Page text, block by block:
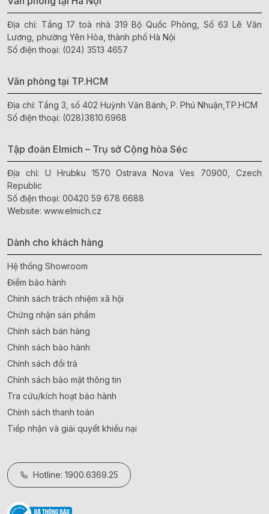
Địa chỉ: Tầng 17 toà nhà 319 Bộ Quốc Phòng, Số 63 Lê Văn
Lương, phường Yên Hòa, thành phố Hà Nội
Số điện thoại: (024) 3513 4657
Văn phòng tại TP.HCM
Địa chỉ: Tầng 3, số 402 Huỳnh Văn Bánh, P. Phú Nhuận,TP.HCM
Số điện thoại: (028)3810.6968
Tập đoàn Elmich – Trụ sở Cộng hòa Séc
Địa chỉ: U Hrubku 1570 Ostrava Nova Ves 70900, Czech
Republic
Số điện thoại: 00420 59 678 6688
Website: www.elmich.cz
Dành cho khách hàng
Hệ thống Showroom
Điểm bảo hành
Chính sách trách nhiệm xã hội
Chứng nhận sản phẩm
Chính sách bán hàng
Chính sách bảo hành
Chính sách đổi trả
Chính sách bảo mật thông tin
Tra cứu/kích hoạt bảo hành
Chính sách thanh toán
Tiếp nhận và giải quyết khiếu nại
Hotline: 1900.6369.25